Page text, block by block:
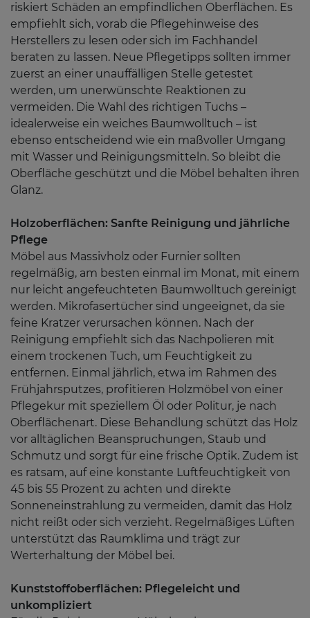
riskiert Schäden an empfindlichen Oberflächen. Es
empfiehlt sich, vorab die Pflegehinweise des
Herstellers zu lesen oder sich im Fachhandel
beraten zu lassen. Neue Pflegetipps sollten immer
zuerst an einer unauffälligen Stelle getestet
werden, um unerwünschte Reaktionen zu
vermeiden. Die Wahl des richtigen Tuchs –
idealerweise ein weiches Baumwolltuch – ist
ebenso entscheidend wie ein maßvoller Umgang
mit Wasser und Reinigungsmitteln. So bleibt die
Oberfläche geschützt und die Möbel behalten ihren
Glanz.
Holzoberflächen: Sanfte Reinigung und jährliche
Pflege
Möbel aus Massivholz oder Furnier sollten
regelmäßig, am besten einmal im Monat, mit einem
nur leicht angefeuchteten Baumwolltuch gereinigt
werden. Mikrofasertücher sind ungeeignet, da sie
feine Kratzer verursachen können. Nach der
Reinigung empfiehlt sich das Nachpolieren mit
einem trockenen Tuch, um Feuchtigkeit zu
entfernen. Einmal jährlich, etwa im Rahmen des
Frühjahrsputzes, profitieren Holzmöbel von einer
Pflegekur mit speziellem Öl oder Politur, je nach
Oberflächenart. Diese Behandlung schützt das Holz
vor alltäglichen Beanspruchungen, Staub und
Schmutz und sorgt für eine frische Optik. Zudem ist
es ratsam, auf eine konstante Luftfeuchtigkeit von
45 bis 55 Prozent zu achten und direkte
Sonneneinstrahlung zu vermeiden, damit das Holz
nicht reißt oder sich verzieht. Regelmäßiges Lüften
unterstützt das Raumklima und trägt zur
Werterhaltung der Möbel bei.
Kunststoffoberflächen: Pflegeleicht und
unkompliziert